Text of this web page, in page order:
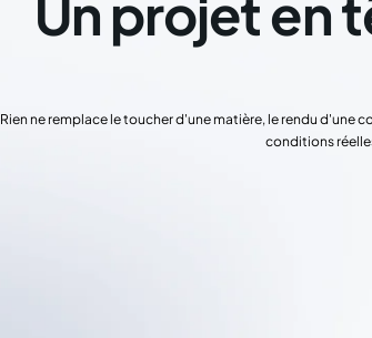
Un projet en
Rien ne remplace le toucher d'une matière, le rendu d'une
conditions